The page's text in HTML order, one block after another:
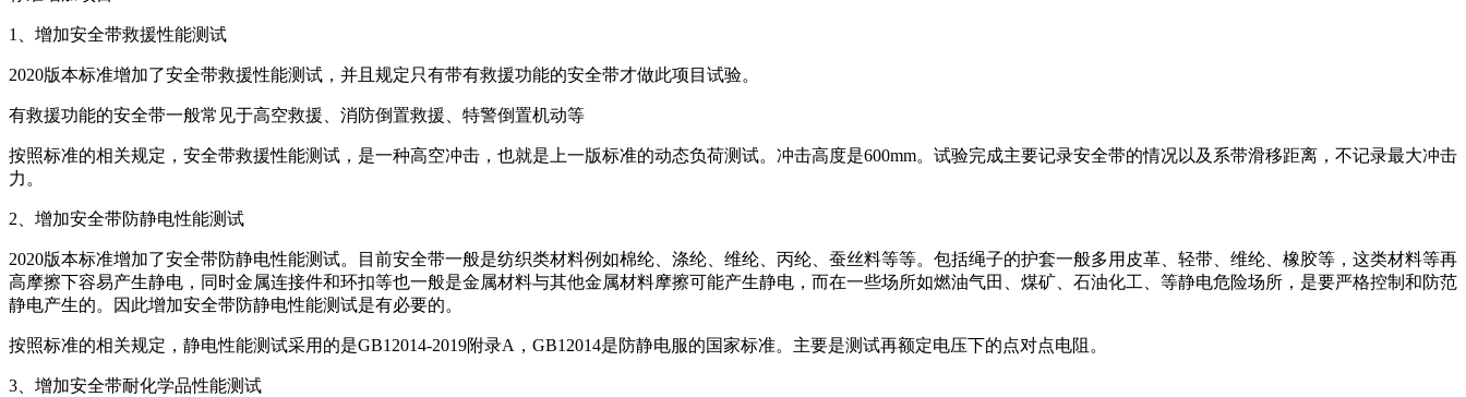
1、增加安全带救援性能测试
2020版本标准增加了安全带救援性能测试，并且规定只有带有救援功能的安全带才做此项目试验。
有救援功能的安全带一般常见于高空救援、消防倒置救援、特警倒置机动等
按照标准的相关规定，安全带救援性能测试，是一种高空冲击，也就是上一版标准的动态负荷测试。冲击高度是600mm。试验完成主要记录安全带的情况以及系带滑移距离，不记录最大冲击
力。
2、增加安全带防静电性能测试
2020版本标准增加了安全带防静电性能测试。目前安全带一般是纺织类材料例如棉纶、涤纶、维纶、丙纶、蚕丝料等等。包括绳子的护套一般多用皮革、轻带、维纶、橡胶等，这类材料等再
高摩擦下容易产生静电，同时金属连接件和环扣等也一般是金属材料与其他金属材料摩擦可能产生静电，而在一些场所如燃油气田、煤矿、石油化工、等静电危险场所，是要严格控制和防范
静电产生的。因此增加安全带防静电性能测试是有必要的。
按照标准的相关规定，静电性能测试采用的是GB12014-2019附录A，GB12014是防静电服的国家标准。主要是测试再额定电压下的点对点电阻。
3、增加安全带耐化学品性能测试